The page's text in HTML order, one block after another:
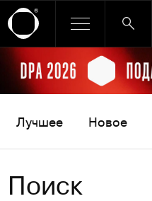
Ссылка баннера
Лучшее Новое
Поиск